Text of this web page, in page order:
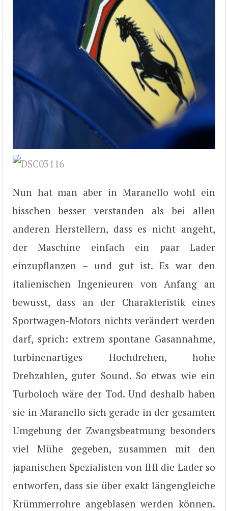
Nun hat man aber in Maranello wohl ein
bisschen besser verstanden als bei allen
anderen Herstellern, dass es nicht angeht,
der Maschine einfach ein paar Lader
einzupflanzen – und gut ist. Es war den
italienischen Ingenieuren von Anfang an
bewusst, dass an der Charakteristik eines
Sportwagen-Motors nichts verändert werden
darf, sprich: extrem spontane Gasannahme,
turbinenartiges Hochdrehen, hohe
Drehzahlen, guter Sound. So etwas wie ein
Turboloch wäre der Tod. Und deshalb haben
sie in Maranello sich gerade in der gesamten
Umgebung der Zwangsbeatmung besonders
viel Mühe gegeben, zusammen mit den
japanischen Spezialisten von IHI die Lader so
entworfen, dass sie über exakt längengleiche
Krümmerrohre angeblasen werden können.